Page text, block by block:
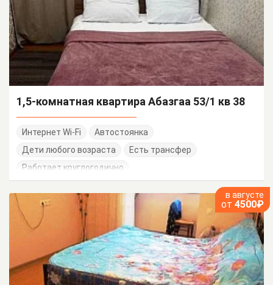
1,5-комнатная квартира Абазгаа 53/1 кв 38
Интернет Wi-Fi
Автостоянка
Дети любого возраста
Есть трансфер
Работает круглогодично
в августе
от 4500₽